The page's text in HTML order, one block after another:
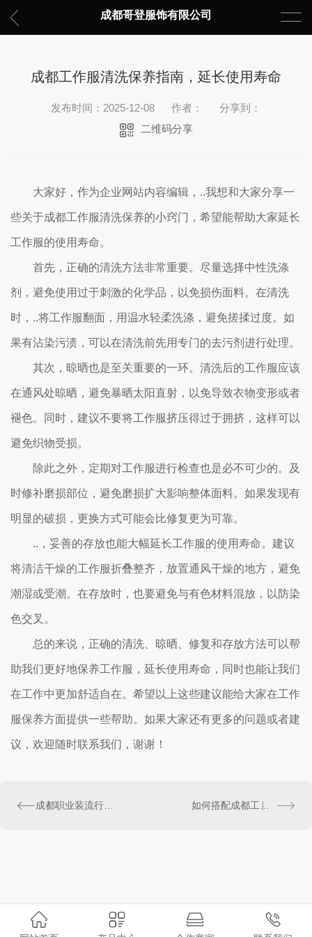
成都哥登服饰有限公司
成都工作服清洗保养指南，延长使用寿命
发布时间：2025-12-08 作者：
分享到：
二维码分享
大家好，作为企业网站内容编辑，..我想和大家分享一
些关于成都工作服清洗保养的小窍门，希望能帮助大家延长
工作服的使用寿命。
首先，正确的清洗方法非常重要。尽量选择中性洗涤
剂，避免使用过于刺激的化学品，以免损伤面料。在清洗
时，..将工作服翻面，用温水轻柔洗涤，避免搓揉过度。如
果有沾染污渍，可以在清洗前先用专门的去污剂进行处理。
其次，晾晒也是至关重要的一环。清洗后的工作服应该
在通风处晾晒，避免暴晒太阳直射，以免导致衣物变形或者
褪色。同时，建议不要将工作服挤压得过于拥挤，这样可以
避免织物受损。
除此之外，定期对工作服进行检查也是必不可少的。及
时修补磨损部位，避免磨损扩大影响整体面料。如果发现有
明显的破损，更换方式可能会比修复更为可靠。
..，妥善的存放也能大幅延长工作服的使用寿命。建议
将清洁干燥的工作服折叠整齐，放置通风干燥的地方，避免
潮湿或受潮。在存放时，也要避免与有色材料混放，以防染
色交叉。
总的来说，正确的清洗、晾晒、修复和存放方法可以帮
助我们更好地保养工作服，延长使用寿命，同时也能让我们
在工作中更加舒适自在。希望以上这些建议能给大家在工作
服保养方面提供一些帮助。如果大家还有更多的问题或者建
议，欢迎随时联系我们，谢谢！